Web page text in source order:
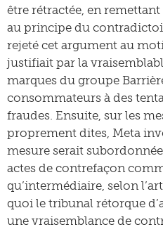
être rétractée, en
au principe du
rejeté cet argument au
justifiait par la
marques du groupe
consommateurs à des
fraudes. Ensuite, sur les
proprement dites, Meta
mesure serait
actes de contrefaçon
qu’intermédiaire, selon
quoi le tribunal rétorque
une vraisemblance de